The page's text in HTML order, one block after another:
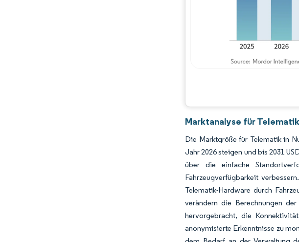
Marktanalyse für
Die Marktgröße für Telematik in
Jahr 2026 steigen und bis 2031
über die einfache
Fahrzeugverfügbarkeit
Telematik-Hardware durch
verändern die Berechnungen
hervorgebracht, die
anonymisierte Erkenntnisse zu